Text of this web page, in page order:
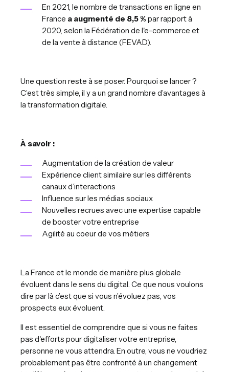
En 2021, le nombre de transactions en ligne en
France a augmenté de 8,5 % par rapport à
2020, selon la Fédération de l'e-commerce et
de la vente à distance (FEVAD).
Une question reste à se poser. Pourquoi se lancer ?
C’est très simple, il y a un grand nombre d’avantages à
la transformation digitale.
À savoir :
Augmentation de la création de valeur
Expérience client similaire sur les différents
canaux d’interactions
Influence sur les médias sociaux
Nouvelles recrues avec une expertise capable
de booster votre entreprise
Agilité au coeur de vos métiers
La France et le monde de manière plus globale
évoluent dans le sens du digital. Ce que nous voulons
dire par là c’est que si vous n’évoluez pas, vos
prospects eux évoluent.
Il est essentiel de comprendre que si vous ne faites
pas d'efforts pour digitaliser votre entreprise,
personne ne vous attendra. En outre, vous ne voudriez
probablement pas être confronté à un changement